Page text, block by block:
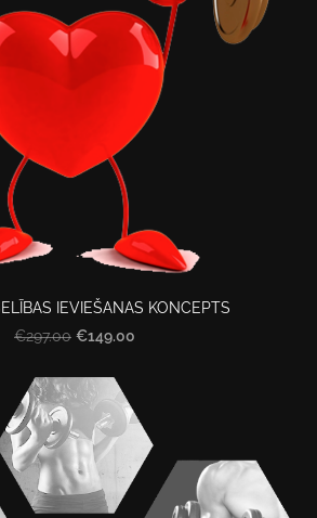
IEVIEŠANAS KONCEPTS
€297.00 €149.00